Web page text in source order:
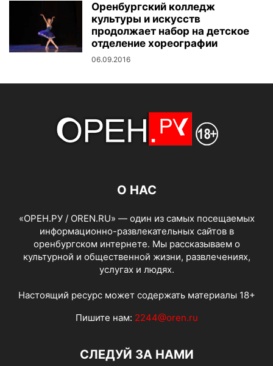
Оренбургский колледж
культуры и искусств
продолжает набор на детское
отделение хореографии
06.09.2016
О НАС
«ОРЕН.РУ / OREN.RU» — один из самых посещаемых
информационно-развлекательных сайтов в
оренбургском интернете. Мы рассказываем о
культурной и общественной жизни, развлечениях,
услугах и людях.
Настоящий ресурс может содержать материалы 18+
Пишите нам: 2244@oren.ru
СЛЕДУЙ ЗА НАМИ